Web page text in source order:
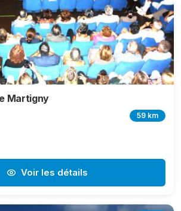
Martigny
59 km
Voir les détails